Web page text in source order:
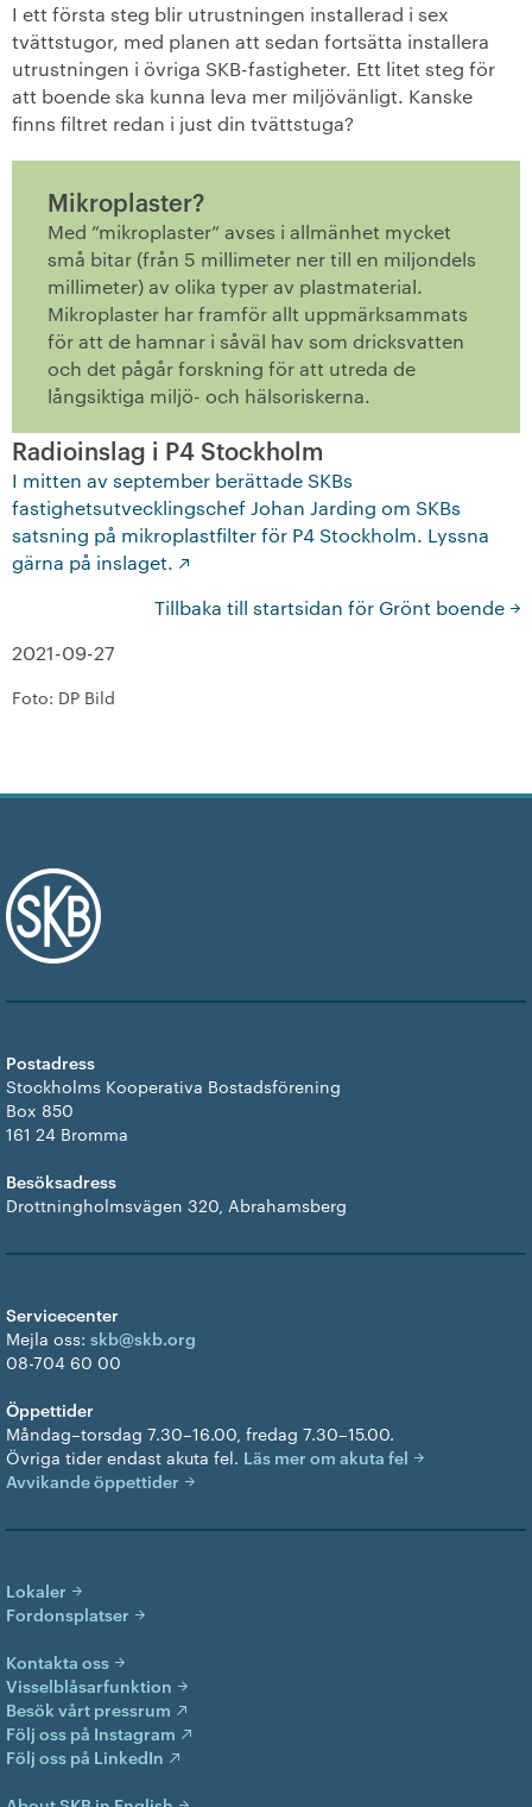
I ett första steg blir utrustningen installerad i sex
tvättstugor, med planen att sedan fortsätta installera
utrustningen i övriga SKB-fastigheter. Ett litet steg för
att boende ska kunna leva mer miljövänligt. Kanske
finns filtret redan i just din tvättstuga?
Mikroplaster?
Med ”mikroplaster” avses i allmänhet mycket
små bitar (från 5 millimeter ner till en miljondels
millimeter) av olika typer av plastmaterial.
Mikroplaster har framför allt uppmärksammats
för att de hamnar i såväl hav som dricksvatten
och det pågår forskning för att utreda de
långsiktiga miljö- och hälsoriskerna.
Radioinslag i P4 Stockholm
I mitten av september berättade SKBs
fastighetsutvecklingschef Johan Jarding om SKBs
satsning på mikroplastfilter för P4 Stockholm. Lyssna
gärna på inslaget.
Tillbaka till startsidan för Grönt boende
2021-09-27
Foto: DP Bild
Postadress
Stockholms Kooperativa Bostadsförening
Box 850
161 24 Bromma
Besöksadress
Drottningholmsvägen 320, Abrahamsberg
Servicecenter
Mejla oss: skb@skb.org
08-704 60 00
Öppettider
Måndag–torsdag 7.30–16.00, fredag 7.30–15.00.
Övriga tider endast akuta fel. Läs mer om akuta fel
Avvikande öppettider
Lokaler
Fordonsplatser
Kontakta oss
Visselblåsarfunktion
Besök vårt pressrum
Följ oss på Instagram
Följ oss på LinkedIn